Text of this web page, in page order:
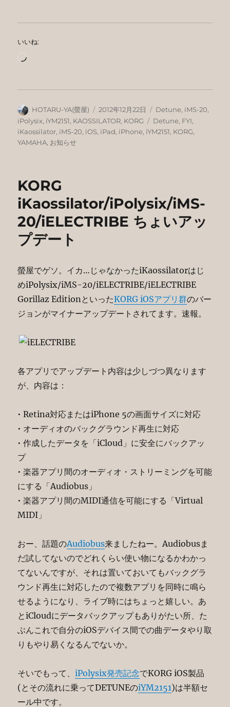
いいね:
読
中…
投
稿
者
HOTARU-YA(螢屋)
投
稿
日:
2012年12月22日
カ
テ
ゴ
Detune, iMS-20,
iPolysix, iYM2151, KAOSSILATOR, KORG
タ
グ
Detune, FYI,
iKaossilator, iMS-20, iOS, iPad, iPhone, iYM2151, KORG,
YAMAHA, お知らせ
KORG
iKaossilator/iPolysix/iMS-
20/iELECTRIBE ちょいアッ
プデート
螢屋でゲソ。イカ…じゃなかったiKaossilatorはじ
めiPolysix/iMS-20/iELECTRIBE/iELECTRIBE
Gorillaz EditionといったKORG iOSアプリ群のバー
ジョンがマイナーアップデートされてます。速報。
各アプリでアップデート内容は少しづつ異なります
が、内容は：
• Retina対応またはiPhone 5の画面サイズに対応
• オーディオのバックグラウンド再生に対応
• 作成したデータを「iCloud」に安全にバックアッ
プ
• 楽器アプリ間のオーディオ・ストリーミングを可能
にする「Audiobus」
• 楽器アプリ間のMIDI通信を可能にする「Virtual
MIDI」
おー、話題のAudiobus来ましたねー。Audiobusま
だ試してないのでどれくらい使い物になるかわかっ
てないんですが、それは置いておいてもバックグラ
ウンド再生に対応したので複数アプリを同時に鳴ら
せるようになり、ライブ時にはちょっと嬉しい。あ
とiCloudにデータバックアップもありがたい所、た
ぶんこれで自分のiOSデバイス間での曲データやり取
りもやり易くなるんでないか。
そいでもって、iPolysix発売記念でKORG iOS製品
(とその流れに乗ってDETUNEのiYM2151)は半額セ
ール中です。